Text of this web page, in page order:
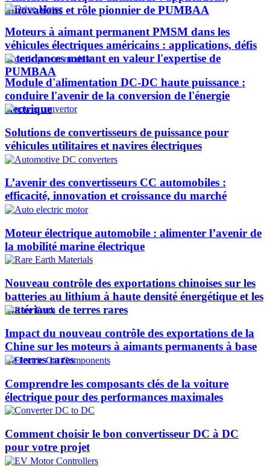
innovations et rôle pionnier de PUMBAA​
Moteurs à aimant permanent PMSM dans les
véhicules électriques américains : applications, défis
et tendances mettant en valeur l'expertise de
PUMBAA​
Module d'alimentation DC-DC haute puissance :
conduire l'avenir de la conversion de l'énergie
électrique
Solutions de convertisseurs de puissance pour
véhicules utilitaires et navires électriques
L’avenir des convertisseurs CC automobiles :
efficacité, innovation et croissance du marché
Moteur électrique automobile : alimenter l’avenir de
la mobilité marine électrique
Nouveau contrôle des exportations chinoises sur les
batteries au lithium à haute densité énergétique et les
matériaux de terres rares
Impact du nouveau contrôle des exportations de la
Chine sur les moteurs à aimants permanents à base
de terres rares
Comprendre les composants clés de la voiture
électrique pour des performances maximales
Comment choisir le bon convertisseur DC à DC
pour votre projet